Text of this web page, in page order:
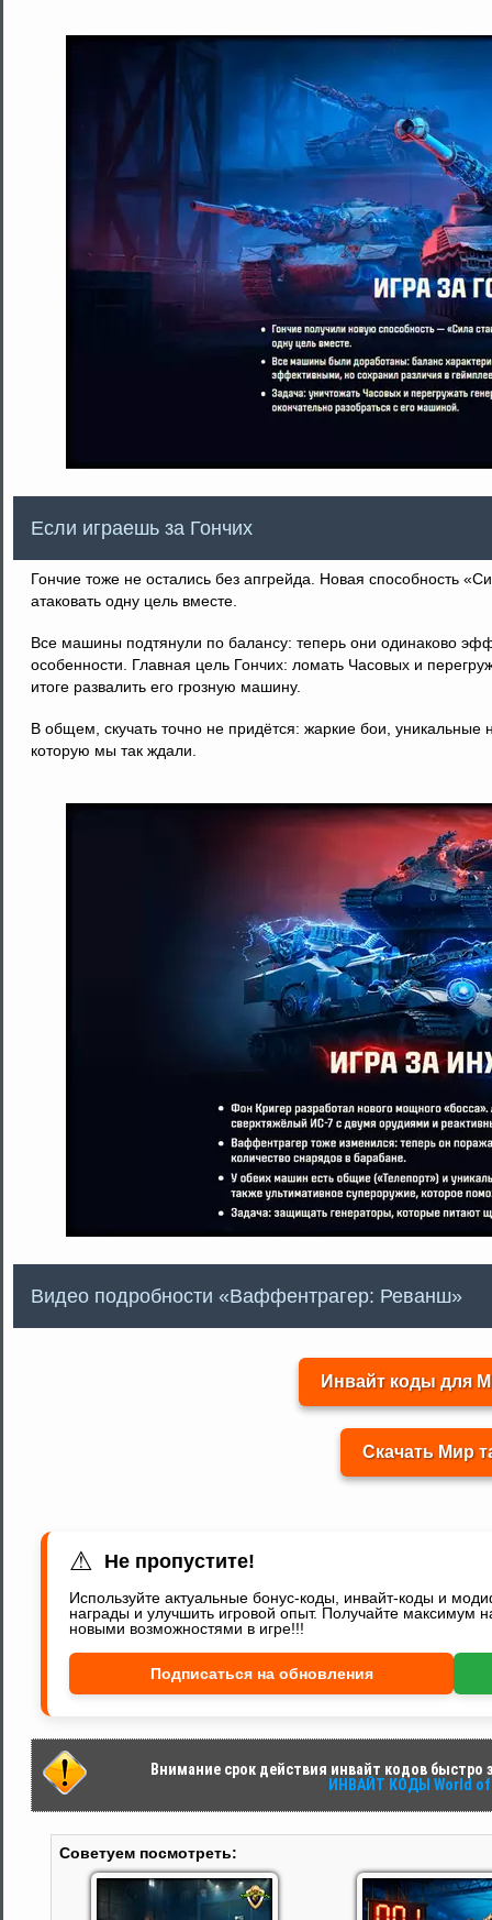
Если играешь за Гончих
Гончие тоже не остались без апгрейда. Новая способность
атаковать одну цель вместе.
Все машины подтянули по балансу: теперь они одинаково
особенности. Главная цель Гончих: ломать Часовых и
итоге развалить его грозную машину.
В общем, скучать точно не придётся: жаркие бои,
которую мы так ждали.
Видео подробности «Ваффентрагер: Реванш»
Инвайт коды для
Скачать Мир
⚠ Не пропустите!
Используйте актуальные бонус-коды, инвайт-коды и
награды и улучшить игровой опыт. Получайте максимум
новыми возможностями в игре!!!
Подписаться на обновления
Внимание срок действия инвайт кодов быстро
ИНВАЙТ КОДЫ World
Советуем посмотреть: